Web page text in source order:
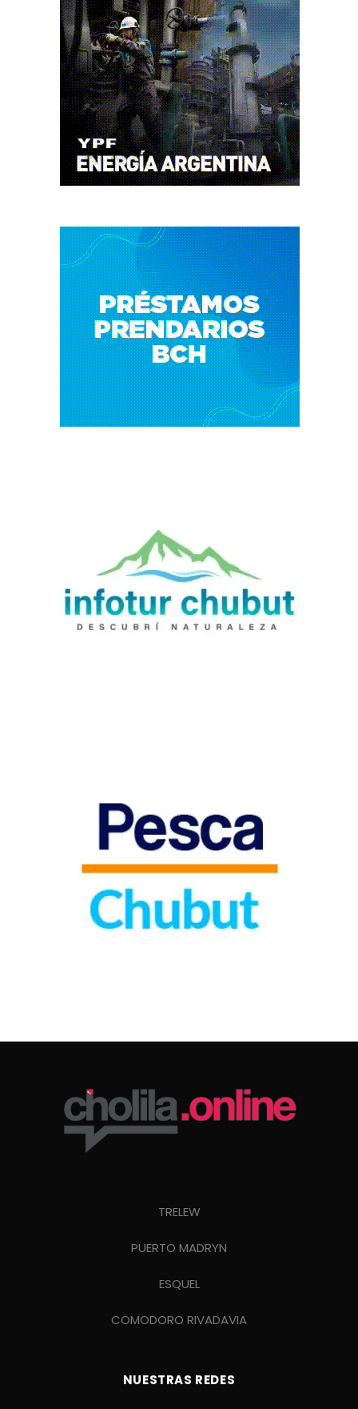
TRELEW
PUERTO MADRYN
ESQUEL
COMODORO RIVADAVIA
NUESTRAS REDES